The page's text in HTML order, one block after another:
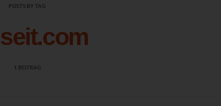
POSTS BY TAG
1 BEITRAG